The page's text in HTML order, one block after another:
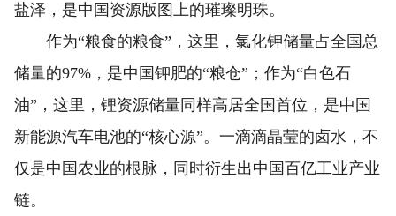
盐泽，是中国资源版图上的璀璨明珠。
作为“粮食的粮食”，这里，氯化钾储量占全国总
储量的97%，是中国钾肥的“粮仓”；作为“白色石
油”，这里，锂资源储量同样高居全国首位，是中国
新能源汽车电池的“核心源”。一滴滴晶莹的卤水，不
仅是中国农业的根脉，同时衍生出中国百亿工业产业
链。